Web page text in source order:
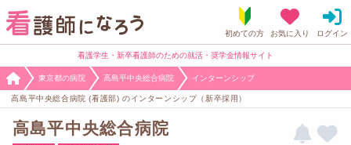
看護学生・新卒看護師のための就活・奨学金情報サイト
東京都の病院 高島平中央総合病院 インターンシップ
高島平中央総合病院 (看護部) のインターンシップ（新卒採用）
高島平中央総合病院